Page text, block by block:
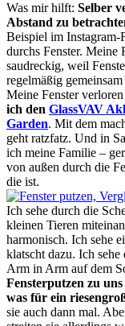
Was mir hilft: Selber
Abstand zu
Beispiel im Instagram-
durchs Fenster. Meine
saudreckig, weil
regelmäßig
Meine Fenster
ich den GlassVAV
Garden. Mit dem
geht ratzfatz. Und in
ich meine Familie –
von außen durch die
die ist.
Ich sehe durch die
kleinen Tieren
harmonisch. Ich sehe
klatscht dazu. Ich
Arm in Arm auf dem
Fensterputzen zu
was für ein
sie auch dann mal.